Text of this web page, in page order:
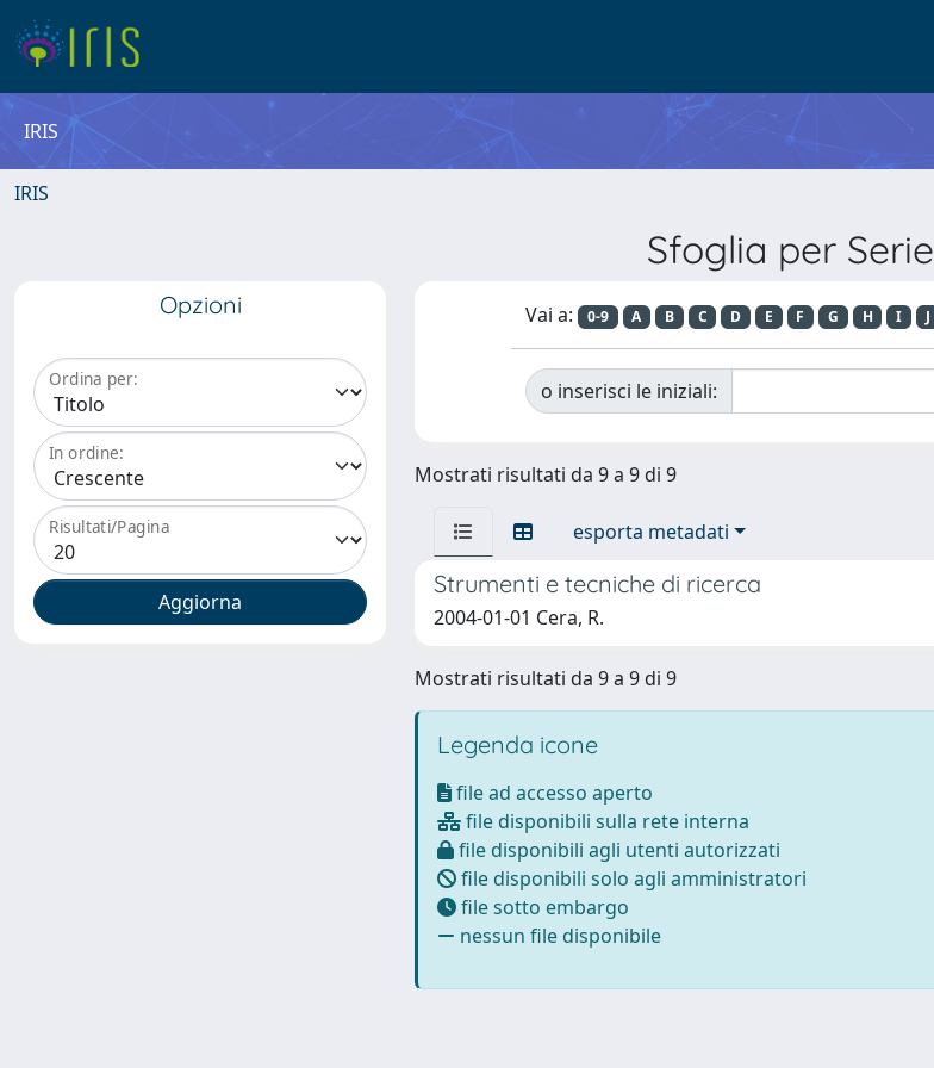
IRIS
IRIS
Sfoglia per Serie
Opzioni
Ordina per:
In ordine:
Risultati/Pagina
Vai a: 0-9 A B C D E F G H I J
o inserisci le iniziali:
Mostrati risultati da 9 a 9 di 9
esporta metadati
Strumenti e tecniche di ricerca
2004-01-01 Cera, R.
Mostrati risultati da 9 a 9 di 9
Legenda icone
file ad accesso aperto
file disponibili sulla rete interna
file disponibili agli utenti autorizzati
file disponibili solo agli amministratori
file sotto embargo
nessun file disponibile